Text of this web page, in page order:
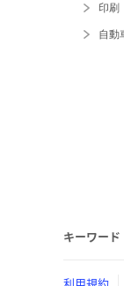
印刷
自動
キーワード